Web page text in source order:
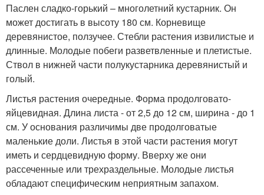
Паслен сладко-горький – многолетний кустарник. Он
может достигать в высоту 180 см. Корневище
деревянистое, ползучее. Стебли растения извилистые и
длинные. Молодые побеги разветвленные и плетистые.
Ствол в нижней части полукустарника деревянистый и
голый.
Листья растения очередные. Форма продолговато-
яйцевидная. Длина листа - от 2,5 до 12 см, ширина - до 1
см. У основания различимы две продолговатые
маленькие доли. Листья в этой части растения могут
иметь и сердцевидную форму. Вверху же они
рассеченные или трехраздельные. Молодые листья
обладают специфическим неприятным запахом.